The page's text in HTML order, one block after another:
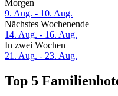
Morgen
9. Aug. - 10. Aug.
Nächstes Wochenende
14. Aug. - 16. Aug.
In zwei Wochen
21. Aug. - 23. Aug.
Top 5